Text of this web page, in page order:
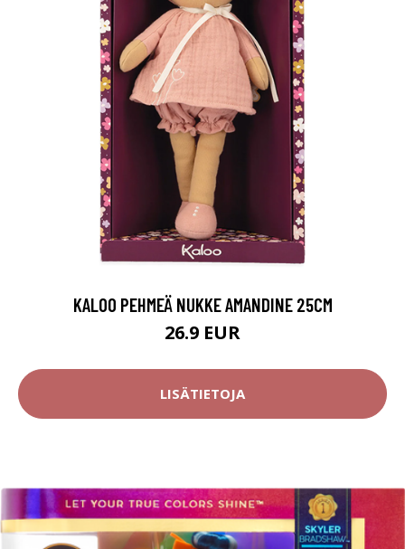
KALOO PEHMEÄ NUKKE AMANDINE 25CM
26.9 EUR
LISÄTIETOJA